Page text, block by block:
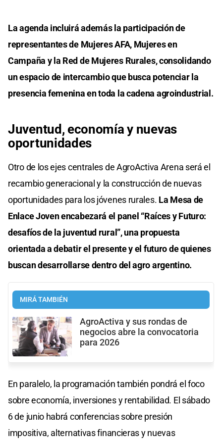
La agenda incluirá además la participación de
representantes de Mujeres AFA, Mujeres en
Campaña y la Red de Mujeres Rurales, consolidando
un espacio de intercambio que busca potenciar la
presencia femenina en toda la cadena agroindustrial.
Juventud, economía y nuevas
oportunidades
Otro de los ejes centrales de AgroActiva Arena será el
recambio generacional y la construcción de nuevas
oportunidades para los jóvenes rurales. La Mesa de
Enlace Joven encabezará el panel “Raíces y Futuro:
desafíos de la juventud rural”, una propuesta
orientada a debatir el presente y el futuro de quienes
buscan desarrollarse dentro del agro argentino.
MIRÁ TAMBIÉN
AgroActiva y sus rondas de
negocios abre la convocatoria
para 2026
En paralelo, la programación también pondrá el foco
sobre economía, inversiones y rentabilidad. El sábado
6 de junio habrá conferencias sobre presión
impositiva, alternativas financieras y nuevas